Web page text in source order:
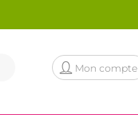
Mon compte